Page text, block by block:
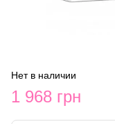
Нет в наличии
1 968 грн